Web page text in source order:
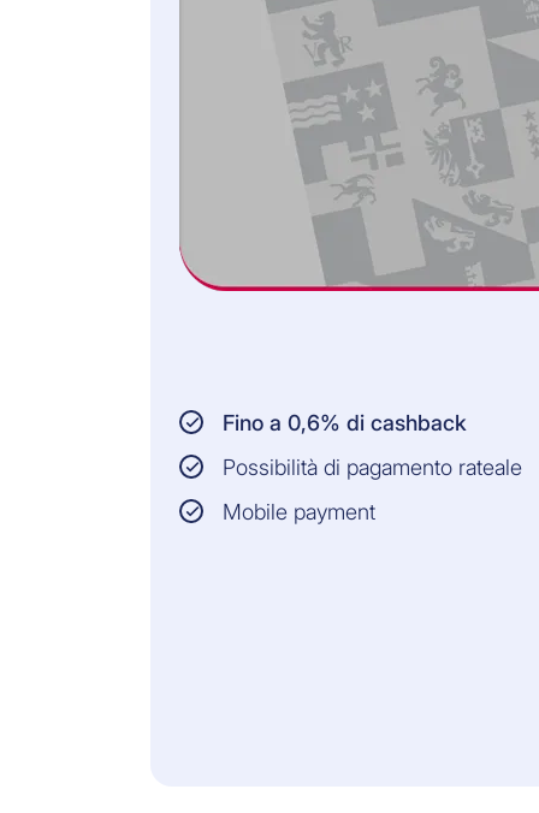
Il programma di rimborso rateale è ora
attivo. Sul tuo prossimo conteggio mensile
visualizzerai il riaccredito della transazione
e ti verrà addebitata la tua prima rata.
Puoi attivare Buy Now Pay Later entro 30
Fino a 0,6% di cashback
Possibilità di pagamento rateale
Mobile payment